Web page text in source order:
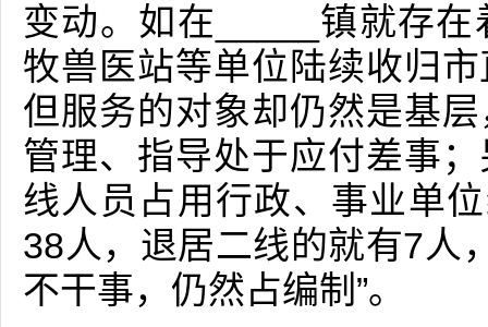
变动。如在_____镇就存
牧兽医站等单位陆续收归
但服务的对象却仍然是基
管理、指导处于应付差事
线人员占用行政、事业单
38人，退居二线的就有7人
不干事，仍然占编制”。